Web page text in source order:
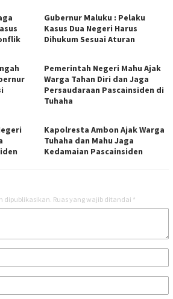
Gubernur Maluku : Pelaku
Kasus Dua Negeri Harus
Dihukum Sesuai Aturan
Pemerintah Negeri Mahu Ajak
Warga Tahan Diri dan Jaga
Persaudaraan Pascainsiden di
Tuhaha
Kapolresta Ambon Ajak Warga
Tuhaha dan Mahu Jaga
Kedamaian Pascainsiden
dipublikasikan. Ruas yang wajib ditandai *